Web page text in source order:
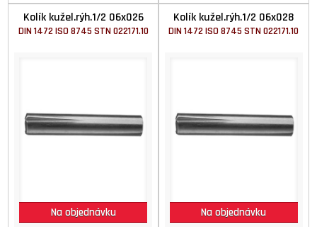
Kolík kužel.rýh.1/2 06x026
DIN 1472 ISO 8745 STN 022171.10
Na objednávku
Kolík kužel.rýh.1/2 06x028
DIN 1472 ISO 8745 STN 022171.10
Na objednávku